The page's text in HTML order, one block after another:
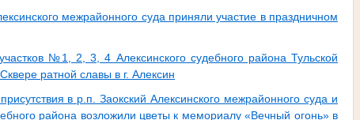
межрайонного суда приняли участие в праздничном
№1, 2, 3, 4 Алексинского судебного района Тульской
ратной славы в г. Алексин
в р.п. Заокский Алексинского межрайонного суда и
района возложили цветы к мемориалу «Вечный огонь» в